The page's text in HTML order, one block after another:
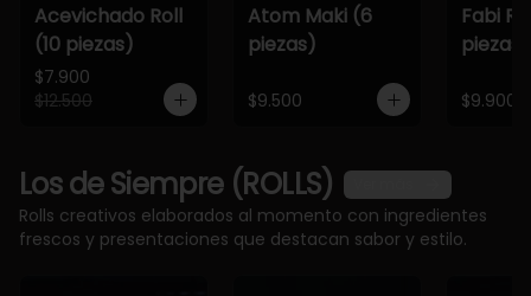
Acevichado Roll
(10 piezas)
$7.900
$12.500
Atom Maki (6
piezas)
$9.500
Fabi
piezas)
$9.900
Los de Siempre (ROLLS)
Rolls creativos elaborados al momento con ingredientes
frescos y presentaciones que destacan sabor y estilo.